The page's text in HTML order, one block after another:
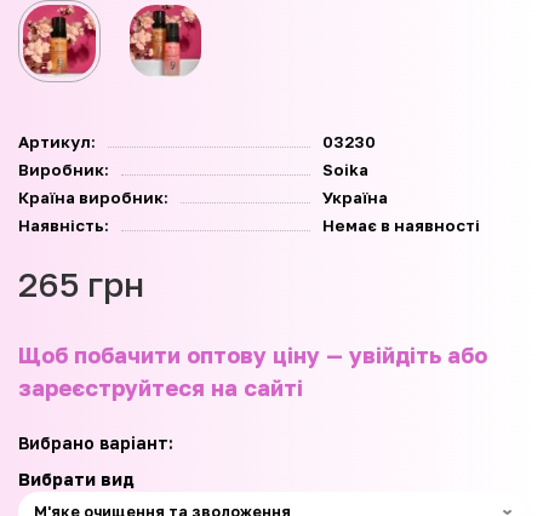
Артикул:
03230
Виробник:
Soika
Країна виробник:
Україна
Наявність:
Немає в наявності
265 грн
Щоб побачити оптову ціну — увійдіть або
зареєструйтеся на сайті
Вибрано варіант:
Вибрати вид